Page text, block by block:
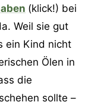
(klick!) bei
Weil sie gut
ein Kind nicht
Ölen in
die
sollte –